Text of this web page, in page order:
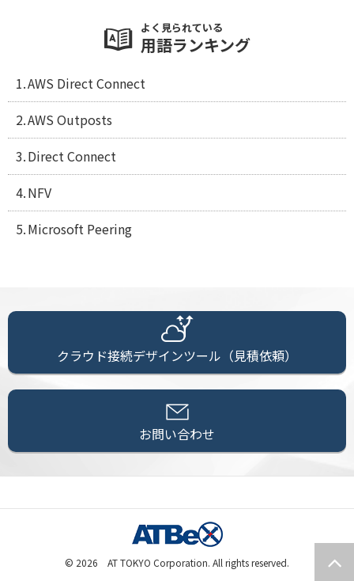
よく見られている
用語ランキング
AWS Direct Connect
AWS Outposts
Direct Connect
NFV
Microsoft Peering
クラウド接続デザインツール（見積依頼）
お問い合わせ
© 2026 AT TOKYO Corporation. All rights reserved.